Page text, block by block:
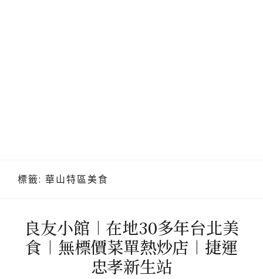
標籤: 華山特區美食
良友小館︱在地30多年台北美
食︱無標價菜單熱炒店︱捷運
忠孝新生站